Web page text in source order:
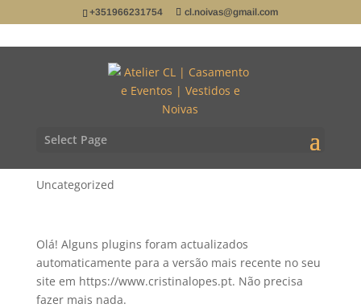
+351966231754 cl.noivas@gmail.com
Select Page
[Atelier CL | Casamento
e Eventos | Vestidos e
Noivas] Alguns plugins
foram actualizados
automaticamente
Uncategorized
Olá! Alguns plugins foram actualizados
automaticamente para a versão mais recente no seu
site em https://www.cristinalopes.pt. Não precisa
fazer mais nada.